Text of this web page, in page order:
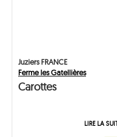
Juziers FRANCE
Ferme les Gatellières
Carottes
LIRE LA